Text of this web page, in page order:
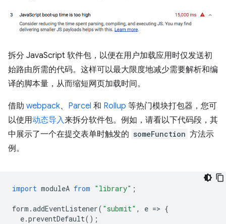
拆分 JavaScript 软件包，以便在用户加载应用时仅发送初
始路由所需的代码。这样可以最大限度地减少需要解析和编
译的脚本量，从而缩短网页加载时间。
借助 webpack、 Parcel 和 Rollup 等热门模块打包器，您可
以使用动态导入来拆分软件包。例如，请看以下代码段，其
中展示了一个在提交表单时触发的 someFunction 方法示
例。
import moduleA from "library" ;
form .addEventListener( "submit" , e => {
e.preventDefault();